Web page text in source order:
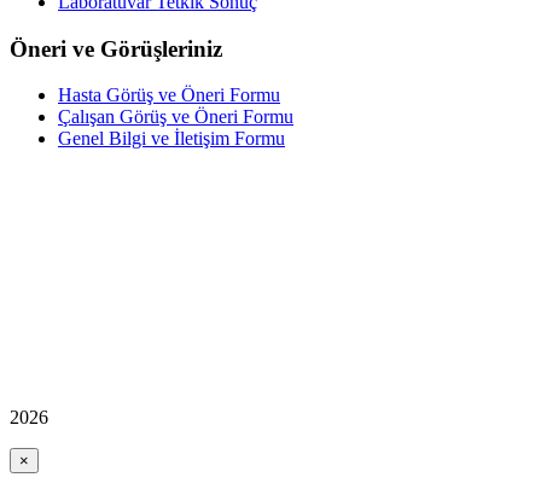
Öneri ve Görüşleriniz
Hasta Görüş ve Öneri Formu
Çalışan Görüş ve Öneri Formu
Genel Bilgi ve İletişim Formu
2026
×